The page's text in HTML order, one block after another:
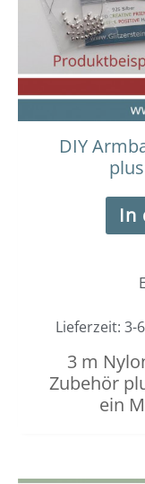
DIY
In
Lieferzeit: 3-
3 m
Zubehör
ein